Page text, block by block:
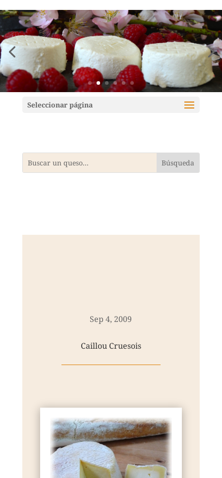
Mundoquesos
Seleccionar página
Sep 4, 2009
Caillou Cruesois